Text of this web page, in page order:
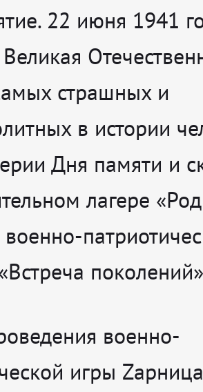
22 июня 1941
страшных и
в истории
Дня памяти и
лагере
военно-
игры